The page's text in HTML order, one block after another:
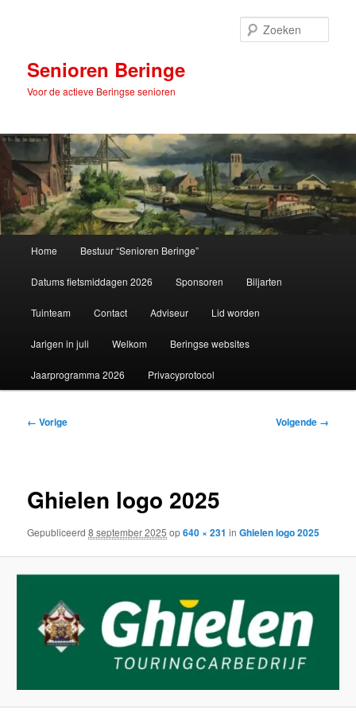
inhoudSenioren Beringe
Voor de actieve Beringse senioren
Home Bestuur “Senioren Beringe”
Datums fietsmiddagen 2026 Sponsoren Biljarten
Tuinteam Contact Adviseur Lid worden
Jarigen in juli Welkom Beringse websites
Jaarprogramma 2026 Privacyprotocol
Afbeeldingsnavigatie
← Vorige Volgende →
Ghielen logo 2025
Gepubliceerd8 september 2025 op640 × 231 inGhielen logo 2025